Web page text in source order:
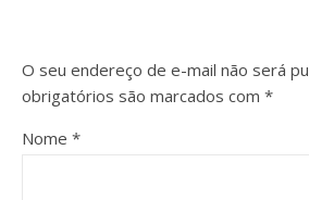
O seu endereço de e-mail não será
obrigatórios são marcados com *
Nome *